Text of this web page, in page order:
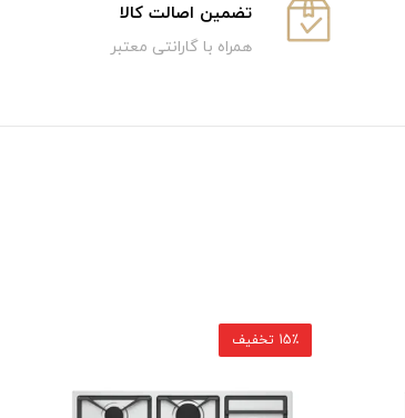
تضمین اصالت کالا
همراه با گارانتی معتبر
15٪ تخفیف